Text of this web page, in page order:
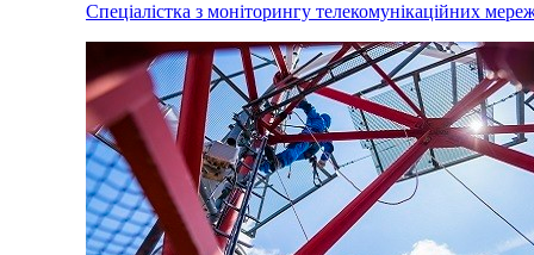
Спеціалістка з моніторингу телекомунікаційних